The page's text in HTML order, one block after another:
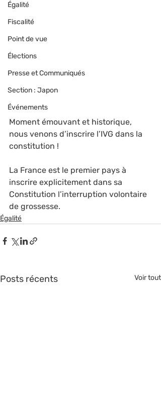
Égalité
Fiscalité
Point de vue
Élections
Presse et Communiqués
Section : Japon
Événements
Moment émouvant et historique,
nous venons d’inscrire l’IVG dans la
constitution !
La France est le premier pays à
inscrire explicitement dans sa
Constitution l’interruption volontaire
de grossesse.
Égalité
Posts récents Voir tout